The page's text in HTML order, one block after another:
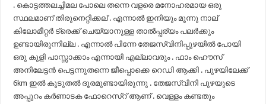
. കൊട്ടത്തലച്ചിമല പോലെ തന്നെ വളരെ മനോഹരമായ ഒരു
സ്ഥലമാണ് തിരുനെറ്റിക്കല് . എന്നാൽ ഇനിയും മൂന്നു നാല്
കിലോമീറ്റർ ട്രെക്ക് ചെയ്യാനുള്ള താൽപ്പര്യം പലർക്കും
ഉണ്ടായിരുന്നില്ല . എന്നാൽ പിന്നേ തേജസ്വിനിപ്പുഴയിൽ പോയി
ഒരു കുളി പാസ്സാക്കാം എന്നായി എല്ലാവരും . ഫാം ഹൌസ്
അനിലേട്ടൻ പെട്ടന്നുതന്നെ ജീപ്പൊക്കെ റെഡി ആക്കി . പുഴയിലേക്ക്
6km ഇൽ കൂടുതൽ ദൂരമുണ്ടായിരുന്നു . തേജസ്വിനി പുഴയുടെ
അപ്പുറം കർണാടക ഫോറെസ്റ് ആണ് . വെള്ളം കണ്ടതും